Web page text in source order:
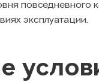
повседневного
эксплуатации.